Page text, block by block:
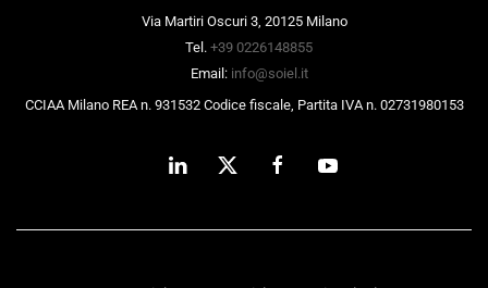
Via Martiri Oscuri 3, 20125 Milano
Tel. +39 0226148855
Email: info@soiel.it
CCIAA Milano REA n. 931532 Codice fiscale, Partita IVA n. 02731980153